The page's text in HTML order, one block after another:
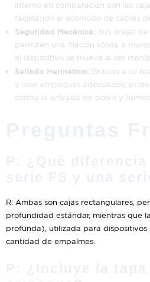
interno en comparación con las
facilitando el acomodo de cables
Seguridad Mecánica: Sus orejas
permiten una fijación sólida a
el dispositivo se mueva al ser
Sellado Hermético: Gracias a su
y usar empaques adecuados,
contra la entrada de polvo y
R: Ambas son cajas rectangulares,
profundidad estándar, mientras que
profunda), utilizada para dispositivos
cantidad de empalmes.